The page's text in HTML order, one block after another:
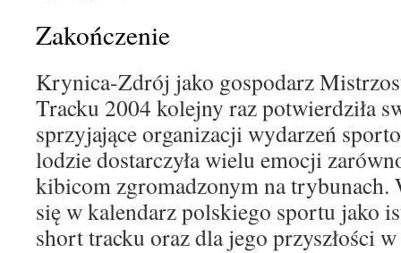
Zakończenie
Krynica-Zdrój jako gospodarz
Tracku 2004 kolejny raz potwierdziła
sprzyjające organizacji wydarzeń
lodzie dostarczyła wielu emocji
kibicom zgromadzonym na trybunach.
się w kalendarz polskiego sportu jako
short tracku oraz dla jego przyszłości w